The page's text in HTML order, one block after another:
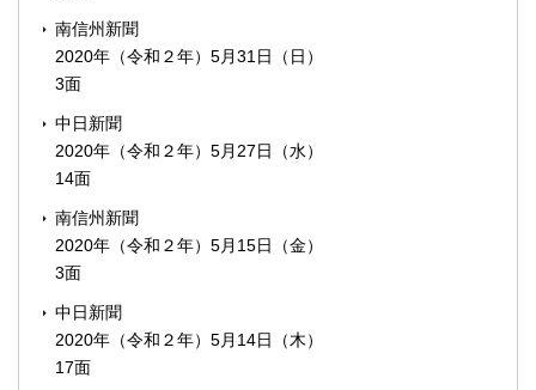
南信州新聞
2020年（令和２年）5月31日（日）
3面
中日新聞
2020年（令和２年）5月27日（水）
14面
南信州新聞
2020年（令和２年）5月15日（金）
3面
中日新聞
2020年（令和２年）5月14日（木）
17面